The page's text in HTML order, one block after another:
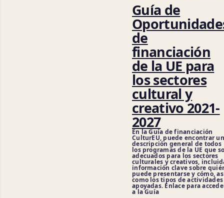
Guía de
de
financiación
de la UE para
los sectores
cultural y
creativo 2021-
2027
En la Guía de financiación
CulturEU, puede encontrar
descripción general de todos
los programas de la UE que
adecuados para los sectores
culturales y creativos,
información clave sobre
puede presentarse y cómo,
como los tipos de actividades
apoyadas. Enlace para
a la Guía